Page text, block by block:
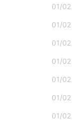
01/02
01/02
01/02
01/02
01/02
01/02
01/02